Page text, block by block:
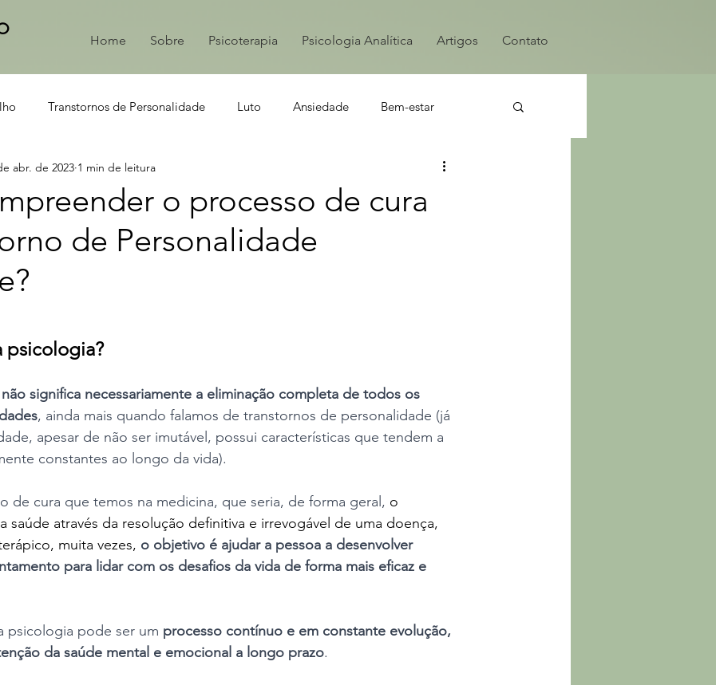
Home Sobre Psicoterapia Psicologia Analítica Artigos Contato
Transtornos de Personalidade Luto Ansiedade Bem-estar
o processo de cura
de Personalidade
abr. de 2023 1 min de leitura
psicologia?
não significa necessariamente a eliminação completa de todos os
, ainda mais quando falamos de transtornos de personalidade (já
apesar de não ser imutável, possui características que tendem a
constantes ao longo da vida).
de cura que temos na medicina, que seria, de forma geral, o
saúde através da resolução definitiva e irrevogável de uma doença,
muita vezes, o objetivo é ajudar a pessoa a desenvolver
para lidar com os desafios da vida de forma mais eficaz e
psicologia pode ser um processo contínuo e em constante evolução,
da saúde mental e emocional a longo prazo.